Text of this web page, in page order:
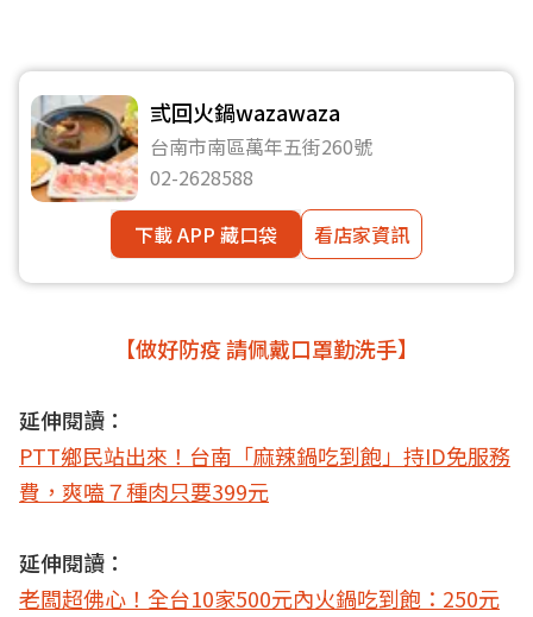
弎回火鍋wazawaza
台南市南區萬年五街260號
02-2628588
下載 APP 藏口袋
看店家資訊
【做好防疫 請佩戴口罩勤洗手】
延伸閱讀：
PTT鄉民站出來！台南「麻辣鍋吃到飽」持ID免服務
費，爽嗑７種肉只要399元
延伸閱讀：
老闆超佛心！全台10家500元內火鍋吃到飽：250元